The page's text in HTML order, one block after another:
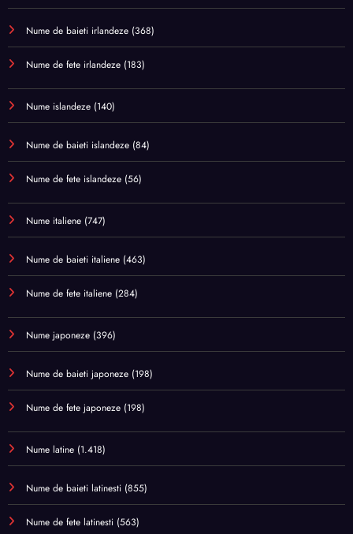
Nume de baieti irlandeze (368)
Nume de fete irlandeze (183)
Nume islandeze (140)
Nume de baieti islandeze (84)
Nume de fete islandeze (56)
Nume italiene (747)
Nume de baieti italiene (463)
Nume de fete italiene (284)
Nume japoneze (396)
Nume de baieti japoneze (198)
Nume de fete japoneze (198)
Nume latine (1.418)
Nume de baieti latinesti (855)
Nume de fete latinesti (563)